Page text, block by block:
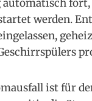
fort,
werden.
ist für